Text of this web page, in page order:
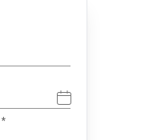
*